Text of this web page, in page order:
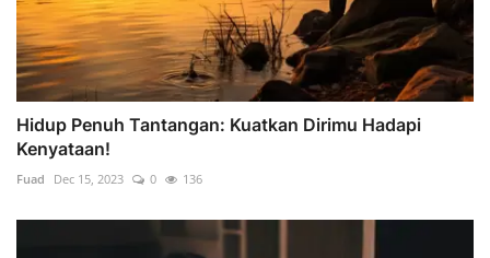
Hidup Penuh Tantangan: Kuatkan Dirimu Hadapi
Kenyataan!
Fuad Dec 15, 2023 0 136